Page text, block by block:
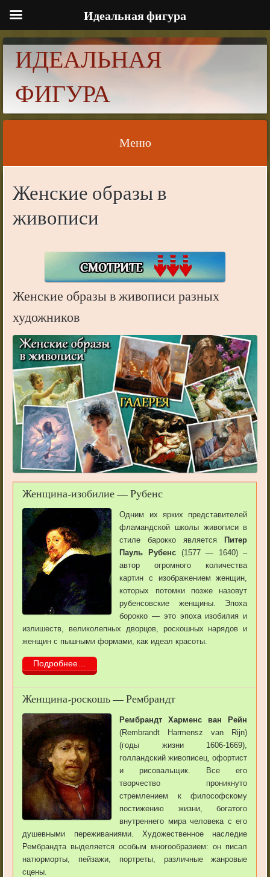
ИДЕАЛЬНАЯ
ФИГУРА
Меню
Женские образы в
живописи
Женские образы в живописи разных
художников
Женщина-изобилие — Рубенс
Одним их ярких представителей
фламандской школы живописи в
стиле барокко является
Питер
Пауль Рубенс (1577 — 1640) –
автор огромного количества
картин с изображением женщин,
которых потомки позже назовут
рубенсовские женщины. Эпоха
борокко — это эпоха изобилия и
излишеств, великолепных дворцов, роскошных нарядов и
женщин с пышными формами, как идеал красоты.
Подробнее…
Женщина-роскошь — Рембрандт
Рембрандт Харменс ван Рейн
(Rembrandt Harmensz van Rijn)
(годы жизни 1606-1669),
голландский живописец, офортист
и рисовальщик. Все его
творчество проникнуто
стремлением к философскому
постижению жизни, богатого
внутреннего мира человека с его
душевными переживаниями. Художественное наследие
Рембрандта выделяется особым многообразием: он писал
натюрморты, пейзажи, портреты, различные жанровые
сцены.
Идеальная фигура